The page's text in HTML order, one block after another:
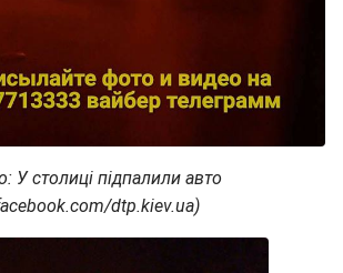
У столиці підпалили авто
dtp.kiev.ua)